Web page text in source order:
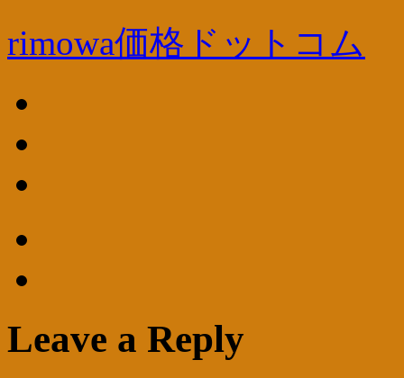
rimowa価格ドットコム
Leave a Reply